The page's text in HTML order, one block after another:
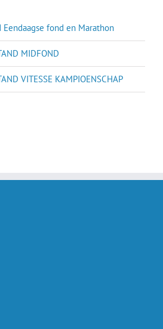
fond en Marathon
MIDFOND
VITESSE KAMPIOENSCHAP